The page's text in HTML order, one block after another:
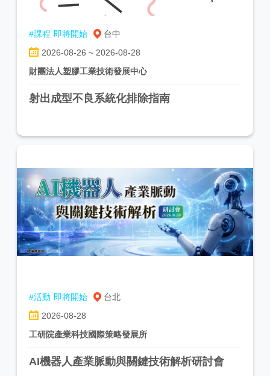
#課程 即將開始
台中
2026-08-26 ~ 2026-08-28
財團法人塑膠工業技術發展中心
射出成型不良系統化排除指南
#活動 即將開始
台北
2026-08-28
工研院產業科技國際策略發展所
AI機器人產業脈動與關鍵技術解析研討會